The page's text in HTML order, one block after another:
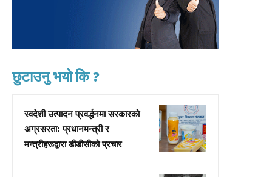
छुटाउनु भयो कि ?
स्वदेशी उत्पादन प्रवर्द्धनमा सरकारको
अग्रसरता: प्रधानमन्त्री र
मन्त्रीहरूद्वारा डीडीसीको प्रचार